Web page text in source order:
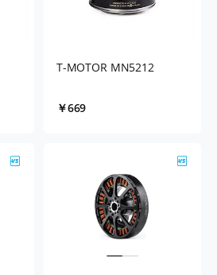
T-MOTOR MN5212
￥669